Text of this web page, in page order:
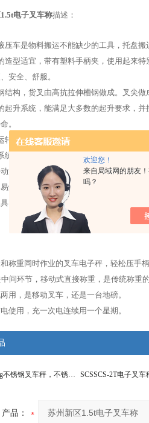
欢迎您！
来自局域网的朋友
吗？
电子叉车称描述：
压车是物料搬运不能缺少的工具，托盘
造型适宜，带有塑料手柄夹，使用起来
安全、舒服。
结构，货叉由高抗拉伸槽钢做成。叉尖
起升系统，能满足大多数的起升要求，
。
转灵活，并装有密封轴承，前后轮均由
统和轴承*无须维护，但在情况下，如在
压叉车秤是一种高起升装卸和短距离运
爆和禁火物品的装卸运输。该产品具有
。
重同时作业的叉车电子秤，轻松压手柄
间环节，移动式直接称重，是传统称重
，是移动叉车，还是一台地磅。
用，充一次电连续用一个星期。
YCS宏力2T/1kg不锈钢叉车秤，不锈钢移动电子叉车秤
产品：